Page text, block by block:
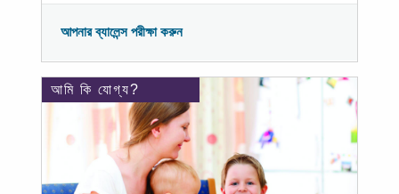
আপনার ব্যালেন্স পরীক্ষা করুন
আমি কি যোগ্য?